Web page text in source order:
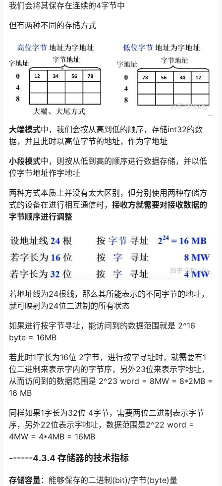
我们会将其保存在连续的4字节中
但有两种不同的存储方式
大端模式中，我们会按从高到低的顺序，存储int32的数
据，并且此时以高位字节的地址，作为字地址
小段模式中，则按从低到高的顺序进行数据存储，并以低
位字节地址作字地址
两种方式本质上并没有太大区别，但分别使用两种存储方
式的设备在进行相互通信时， 接收方就需要对接收数据的
字节顺序进行调整
若地址线为24根线，那么其所能表示的不同字节的地址，
就可映射为24位二进制的所有状态
如果进行按字节寻址，能访问到的数据范围就是 2^16
byte = 16MB
若此时1字长为16位 2字节，进行按字寻址时，就需要有1
位二进制来表示字内的字节序，另外23位来表示字地址，
从而访问到的数据范围是 2^23 word = 8MW = 8*2MB =
16 MB
同样如果1字长为32位 4字节，需要两位二进制表示字节
序，另外22位表示字地址，数据范围是2^22 word =
4MW = 4*4MB = 16MB
------4.3.4 存储器的技术指标
存储容量：能够保存的二进制(bit)/字节(byte)量